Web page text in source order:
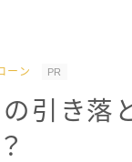
ーン PR
引き落